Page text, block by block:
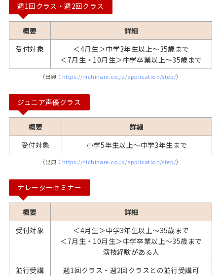
週1回クラス・週2回クラス
概要
詳細
受付対象
＜4月生＞中学3年生以上〜35歳まで
＜7月生・10月生＞中学卒業以上〜35歳まで
（出典： https://nichinare.co.jp/application/step/）
ジュニア声優クラス
概要
詳細
受付対象
小学5年生以上〜中学3年生まで
（出典： https://nichinare.co.jp/application/step/）
ナレーターセミナー
概要
詳細
受付対象
＜4月生＞中学3年生以上〜35歳まで
＜7月生・10月生＞中学卒業以上〜35歳まで
演技経験がある人
並行受講
週1回クラス・週2回クラスとの並行受講可